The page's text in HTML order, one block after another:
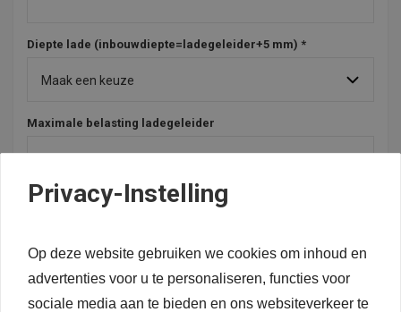
badkamer en garderobekast zijn er diverse mogelijkheden de
lengteverdelingen en een combinatie daarvan. Op de
op een rij gezet.
Diepte lade (inbouwdiepte=ladegeleider+5 mm) *
Maximale belasting ladegeleider
Vullijst t.b.v. scharnieren
Antislip mat tot kastbreedte 120 cm
Privacy-Instelling
Op deze website gebruiken we cookies om inhoud en
advertenties voor u te personaliseren, functies voor
sociale media aan te bieden en ons websiteverkeer te